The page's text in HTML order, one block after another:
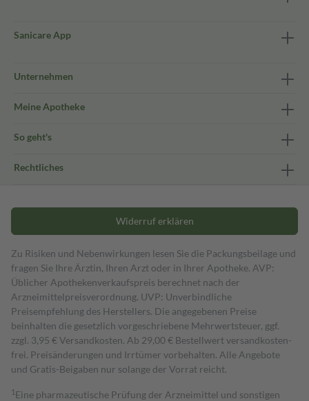
Sanicare App
Unternehmen
Meine Apotheke
So geht's
Rechtliches
Widerruf erklären
Zu Risiken und Nebenwirkungen lesen Sie die Packungsbeilage und
fragen Sie Ihre Ärztin, Ihren Arzt oder in Ihrer Apotheke. AVP:
Üblicher Apothekenverkaufspreis berechnet nach der
Arzneimittelpreisverordnung. UVP: Unverbindliche
Preisempfehlung des Herstellers. Die angegebenen Preise
beinhalten die gesetzlich vorgeschriebene Mehrwertsteuer, ggf.
zzgl. 3,95 € Versandkosten. Ab 29,00 € Bestell­wert versand­kosten­
frei. Preisänderungen und Irrtümer vorbehalten. Alle Angebote
und Gratis-Beigaben nur solange der Vorrat reicht.
1 Eine pharmazeutische Prüfung der Arzneimittel und sonstigen